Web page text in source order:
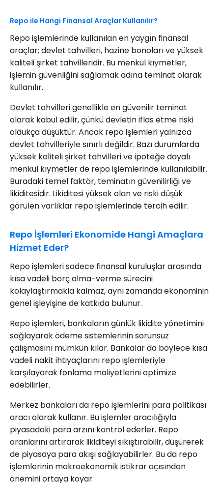
Repo ile Hangi Finansal Araçlar Kullanılır?
Repo işlemlerinde kullanılan en yaygın finansal
araçlar; devlet tahvilleri, hazine bonoları ve yüksek
kaliteli şirket tahvilleridir. Bu menkul kıymetler,
işlemin güvenliğini sağlamak adına teminat olarak
kullanılır.
Devlet tahvilleri genellikle en güvenilir teminat
olarak kabul edilir, çünkü devletin iflas etme riski
oldukça düşüktür. Ancak repo işlemleri yalnızca
devlet tahvilleriyle sınırlı değildir. Bazı durumlarda
yüksek kaliteli şirket tahvilleri ve ipoteğe dayalı
menkul kıymetler de repo işlemlerinde kullanılabilir.
Buradaki temel faktör, teminatın güvenilirliği ve
likiditesidir. Likiditesi yüksek olan ve riski düşük
görülen varlıklar repo işlemlerinde tercih edilir.
Repo İşlemleri Ekonomide Hangi Amaçlara
Hizmet Eder?
Repo işlemleri sadece finansal kuruluşlar arasında
kısa vadeli borç alma-verme sürecini
kolaylaştırmakla kalmaz, aynı zamanda ekonominin
genel işleyişine de katkıda bulunur.
Repo işlemleri, bankaların günlük likidite yönetimini
sağlayarak ödeme sistemlerinin sorunsuz
çalışmasını mümkün kılar. Bankalar da böylece kısa
vadeli nakit ihtiyaçlarını repo işlemleriyle
karşılayarak fonlama maliyetlerini optimize
edebilirler.
Merkez bankaları da repo işlemlerini para politikası
aracı olarak kullanır. Bu işlemler aracılığıyla
piyasadaki para arzını kontrol ederler. Repo
oranlarını artırarak likiditeyi sıkıştırabilir, düşürerek
de piyasaya para akışı sağlayabilirler. Bu da repo
işlemlerinin makroekonomik istikrar açısından
önemini ortaya koyar.